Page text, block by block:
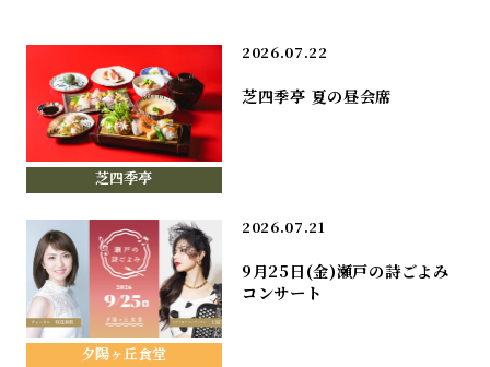
芝四季亭
2026.07.22
芝四季亭 夏の昼会席
夕陽ヶ丘食堂
2026.07.21
9月25日(金)瀬戸の詩ごよみ
コンサート